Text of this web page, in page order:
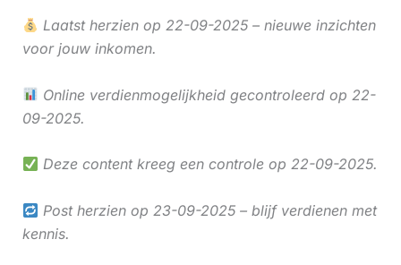
Laatst herzien op 22-09-2025 – nieuwe inzichten
voor jouw inkomen.
Online verdienmogelijkheid gecontroleerd op 22-
09-2025.
Deze content kreeg een controle op 22-09-2025.
Post herzien op 23-09-2025 – blijf verdienen met
kennis.